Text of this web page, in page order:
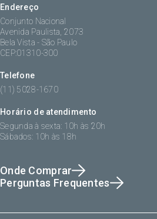
Endereço
Conjunto Nacional
Avenida Paulista, 2073
Bela Vista - São Paulo
CEP:01310-300
Telefone
(11) 5028-1670
Horário de atendimento
Segunda à sexta: 10h às 20h
Sábados: 10h às 18h
Onde Comprar
Perguntas Frequentes